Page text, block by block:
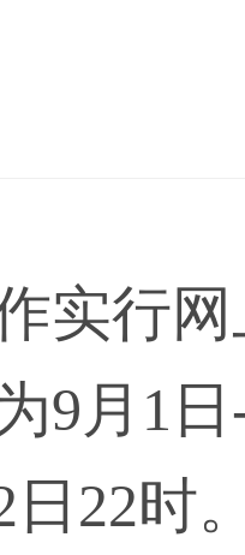
实行网
9月1
22时